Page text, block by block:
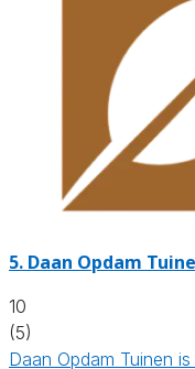
5. Daan Opdam
10
(5)
Daan Opdam Tuinen